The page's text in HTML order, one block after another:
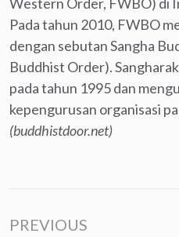
Pada tahun 2010, FWBO
dengan sebutan Sangha
Buddhist Order).
pada tahun 1995 dan
kepengurusan organisasi
(buddhistdoor.net)
PREVIOUS